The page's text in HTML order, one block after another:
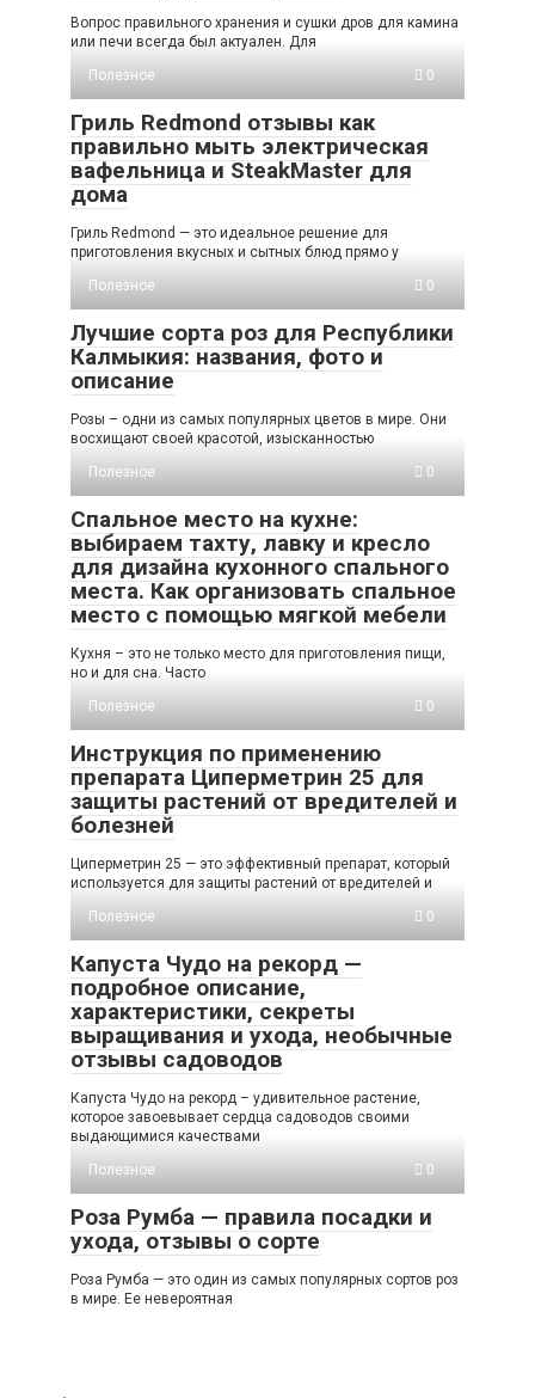
Вопрос правильного хранения и сушки дров для камина
или печи всегда был актуален. Для
Полезное
0
Гриль Redmond отзывы как
правильно мыть электрическая
вафельница и SteakMaster для
дома
Гриль Redmond — это идеальное решение для
приготовления вкусных и сытных блюд прямо у
Полезное
0
Лучшие сорта роз для Республики
Калмыкия: названия, фото и
описание
Розы – одни из самых популярных цветов в мире. Они
восхищают своей красотой, изысканностью
Полезное
0
Спальное место на кухне:
выбираем тахту, лавку и кресло
для дизайна кухонного спального
места. Как организовать спальное
место с помощью мягкой мебели
Кухня – это не только место для приготовления пищи,
но и для сна. Часто
Полезное
0
Инструкция по применению
препарата Циперметрин 25 для
защиты растений от вредителей и
болезней
Циперметрин 25 — это эффективный препарат, который
используется для защиты растений от вредителей и
Полезное
0
Капуста Чудо на рекорд —
подробное описание,
характеристики, секреты
выращивания и ухода, необычные
отзывы садоводов
Капуста Чудо на рекорд – удивительное растение,
которое завоевывает сердца садоводов своими
выдающимися качествами
Полезное
0
Роза Румба — правила посадки и
ухода, отзывы о сорте
Роза Румба — это один из самых популярных сортов роз
в мире. Ее невероятная